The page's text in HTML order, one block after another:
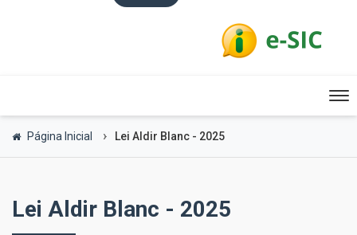
Página Inicial
Lei Aldir Blanc - 2025
Lei Aldir Blanc - 2025